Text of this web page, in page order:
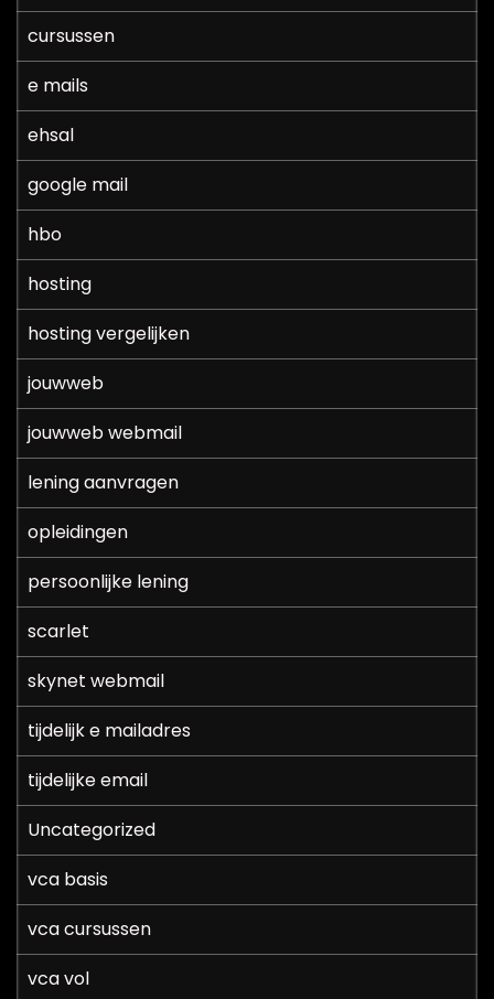
cursussen
e mails
ehsal
google mail
hbo
hosting
hosting vergelijken
jouwweb
jouwweb webmail
lening aanvragen
opleidingen
persoonlijke lening
scarlet
skynet webmail
tijdelijk e mailadres
tijdelijke email
Uncategorized
vca basis
vca cursussen
vca vol